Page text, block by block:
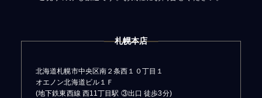
札幌本店
北海道札幌市中央区南２条西１０丁目１
オエノン北海道ビル１Ｆ
(地下鉄東西線 西11丁目駅 ③出口 徒歩3分)